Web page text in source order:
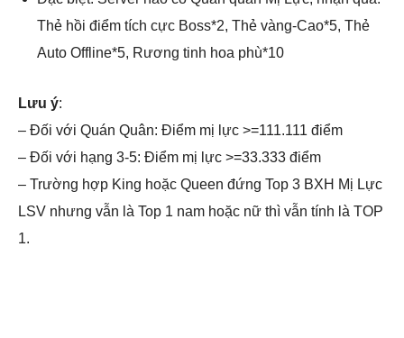
Thẻ hồi điểm tích cực Boss*2, Thẻ vàng-Cao*5, Thẻ
Auto Offline*5, Rương tinh hoa phù*10
Lưu ý:
– Đối với Quán Quân: Điểm mị lực >=111.111 điểm
– Đối với hạng 3-5: Điểm mị lực >=33.333 điểm
– Trường hợp King hoặc Queen đứng Top 3 BXH Mị Lực
LSV nhưng vẫn là Top 1 nam hoặc nữ thì vẫn tính là TOP
1.